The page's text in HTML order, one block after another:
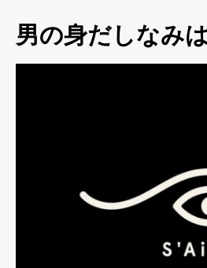
男の身だしなみ